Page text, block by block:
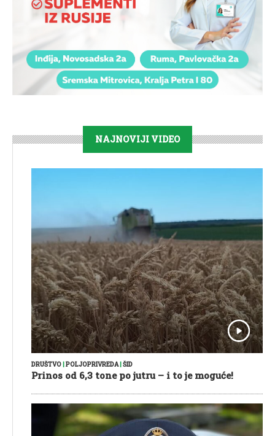
NAJNOVIJI VIDEO
DRUŠTVO POLJOPRIVREDA| ŠID
Prinos od 6,3 tone po jutru – i to je moguće!